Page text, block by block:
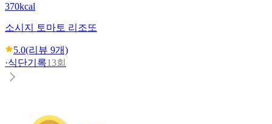
370kcal
소시지 토마토 리조또
5.0(리뷰 9개)
·식단기록13회